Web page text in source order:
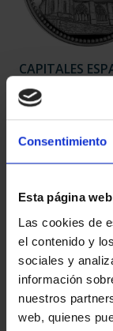
Consentimiento
Esta página
Las cookies de
el contenido y
sociales y
información
nuestros
web, quienes
CAPITALES